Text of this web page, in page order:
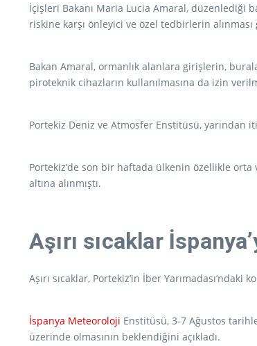
İçişleri Bakanı Maria Lucia Amaral, düzenlediği
riskine karşı önleyici ve özel tedbirlerin
Bakan Amaral, ormanlık alanlara girişlerin,
piroteknik cihazların kullanılmasına da izin
Portekiz Deniz ve Atmosfer Enstitüsü, yarından
Portekiz’de son bir haftada ülkenin özellikle orta
altına alınmıştı.
Aşırı sıcaklar
Aşırı sıcaklar, Portekiz’in İber Yarımadası’ndaki
İspanya Meteoroloji Enstitüsü, 3-7 Ağustos
üzerinde olmasının beklendiğini açıkladı.